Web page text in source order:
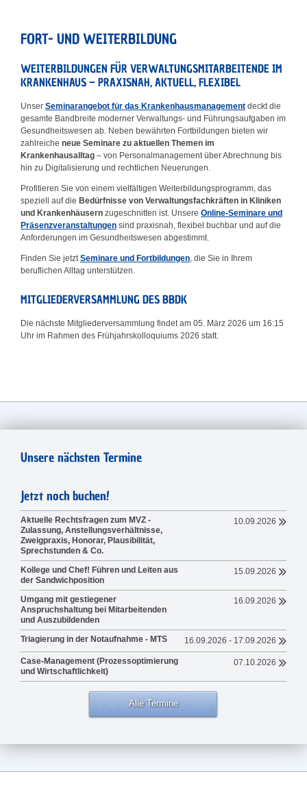
FORT- UND WEITERBILDUNG
WEITERBILDUNGEN FÜR VERWALTUNGSMITARBEITENDE IM
KRANKENHAUS – PRAXISNAH, AKTUELL, FLEXIBEL
Unser Seminarangebot für das Krankenhausmanagement deckt die
gesamte Bandbreite moderner Verwaltungs- und Führungsaufgaben im
Gesundheitswesen ab. Neben bewährten Fortbildungen bieten wir
zahlreiche neue Seminare zu aktuellen Themen im
Krankenhausalltag – von Personalmanagement über Abrechnung bis
hin zu Digitalisierung und rechtlichen Neuerungen.
Profitieren Sie von einem vielfältigen Weiterbildungsprogramm, das
speziell auf die Bedürfnisse von Verwaltungsfachkräften in Kliniken
und Krankenhäusern zugeschnitten ist. Unsere Online-Seminare und
Präsenzveranstaltungen sind praxisnah, flexibel buchbar und auf die
Anforderungen im Gesundheitswesen abgestimmt.
Finden Sie jetztSeminare und Fortbildungen, die Sie in Ihrem
beruflichen Alltag unterstützen.
MITGLIEDERVERSAMMLUNG DES BBDK
Die nächste Mitgliederversammlung findet am 05. März 2026 um 16:15
Uhr im Rahmen des Frühjahrskolloquiums 2026 statt.
Unsere nächsten Termine
Jetzt noch buchen!
Aktuelle Rechtsfragen zum MVZ -
Zulassung, Anstellungsverhältnisse,
Zweigpraxis, Honorar, Plausibilität,
Sprechstunden & Co.
10.09.2026
Kollege und Chef! Führen und Leiten aus
der Sandwichposition
15.09.2026
Umgang mit gestiegener
Anspruchshaltung bei Mitarbeitenden
und Auszubildenden
16.09.2026
Triagierung in der Notaufnahme - MTS 16.09.2026 - 17.09.2026
Case-Management (Prozessoptimierung
und Wirtschaftlichkeit)
07.10.2026
Alle Termine